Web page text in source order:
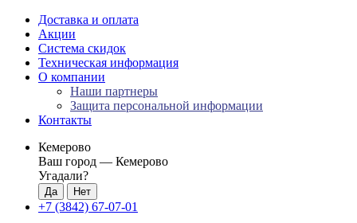
Доставка и оплата
Акции
Система скидок
Техническая информация
О компании
Наши партнеры
Защита персональной информации
Контакты
Кемерово
Ваш город — Кемерово
Угадали?
+7 (3842) 67-07-01